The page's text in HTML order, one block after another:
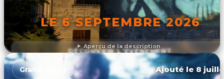
Aperçu de la description
LE 6 SEPTEMBRE 2026
DÉCOUVRIR L'ÉVÉNEMENT
Grand-rozoy Ajouté le 8